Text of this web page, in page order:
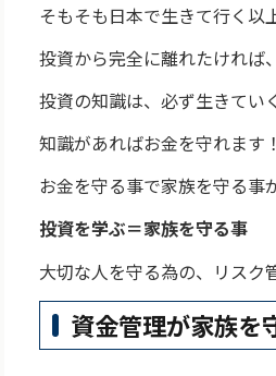
そもそも日本で生きて行く以
投資から完全に離れたければ
投資の知識は、必ず生きてい
知識があればお金を守れます！
お金を守る事で家族を守る事
投資を学ぶ＝家族を守る事
大切な人を守る為の、リスク
資金管理が家族を